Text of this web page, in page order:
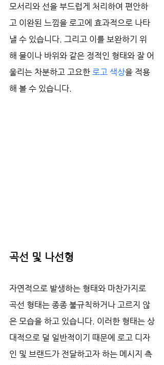
모서리와 선을 부드럽게 처리하여 편안하
고 이완된 느낌을 로고에 효과적으로 나타
낼 수 있습니다. 그리고 이를 보완하기 위
해 물이나 바위와 같은 정적인 형태와 잘 어
울리는 차분하고 고요한 로고 색상을 적용
해 볼 수 있습니다.
곡선 및 나선형
자연적으로 발생하는 형태와 마찬가지로
곡선 형태는 종종 불규칙하거나 고르지 않
은 모습을 하고 있습니다. 이러한 형태는 상
대적으로 덜 일반적이기 때문에 로고 디자
인 및 브랜드가 전달하고자 하는 메시지 측